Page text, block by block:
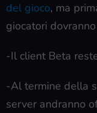
del gioco, ma
giocatori
-Il client Beta
-Al termine della
server andranno